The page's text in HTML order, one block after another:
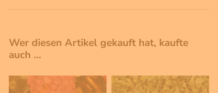
Wer diesen Artikel gekauft hat, kaufte
auch …